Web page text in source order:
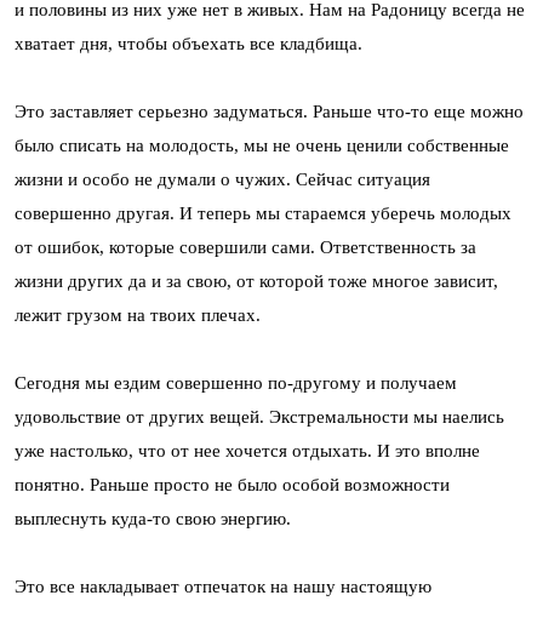
и половины из них уже нет в живых. Нам на Радоницу всегда не
хватает дня, чтобы объехать все кладбища.
Это заставляет серьезно задуматься. Раньше что-то еще можно
было списать на молодость, мы не очень ценили собственные
жизни и особо не думали о чужих. Сейчас ситуация
совершенно другая. И теперь мы стараемся уберечь молодых
от ошибок, которые совершили сами. Ответственность за
жизни других да и за свою, от которой тоже многое зависит,
лежит грузом на твоих плечах.
Сегодня мы ездим совершенно по-другому и получаем
удовольствие от других вещей. Экстремальности мы наелись
уже настолько, что от нее хочется отдыхать. И это вполне
понятно. Раньше просто не было особой возможности
выплеснуть куда-то свою энергию.
Это все накладывает отпечаток на нашу настоящую